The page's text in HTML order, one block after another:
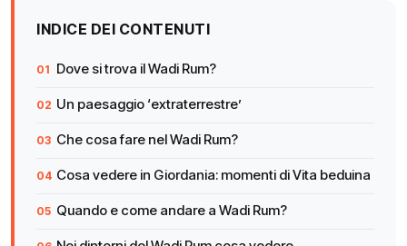
INDICE DEI CONTENUTI
Dove si trova il Wadi Rum?
Un paesaggio ‘extraterrestre’
Che cosa fare nel Wadi Rum?
Cosa vedere in Giordania: momenti di Vita beduina
Quando e come andare a Wadi Rum?